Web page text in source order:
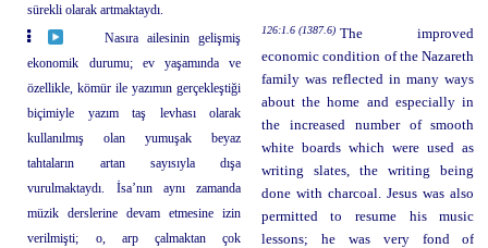
sürekli olarak artmaktaydı.
Nasıra ailesinin gelişmiş
ekonomik durumu; ev yaşamında ve
özellikle, kömür ile yazımın gerçekleştiği
biçimiyle yazım taş levhası olarak
kullanılmış olan yumuşak beyaz
tahtaların artan sayısıyla dışa
vurulmaktaydı. İsa’nın aynı zamanda
müzik derslerine devam etmesine izin
verilmişti; o, arp çalmaktan çok
126:1.6 (1387.6) The improved
economic condition of the Nazareth
family was reflected in many ways
about the home and especially in
the increased number of smooth
white boards which were used as
writing slates, the writing being
done with charcoal. Jesus was also
permitted to resume his music
lessons; he was very fond of